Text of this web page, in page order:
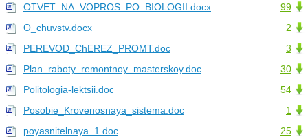
99
OTVET_NA_VOPROS_PO_BIOLOGII.docx
2
O_chuvstv.docx
3
PEREVOD_ChEREZ_PROMT.doc
30
Plan_raboty_remontnoy_masterskoy.doc
54
Politologia-lektsii.doc
1
Posobie_Krovenosnaya_sistema.doc
25
poyasnitelnaya_1.doc